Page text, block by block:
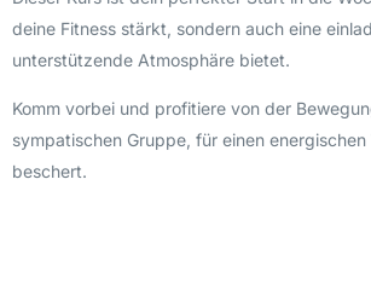
deine Fitness stärkt, sondern auch eine
unterstützende Atmosphäre bietet.
Komm vorbei und profitiere von der
sympatischen Gruppe, für einen
beschert.